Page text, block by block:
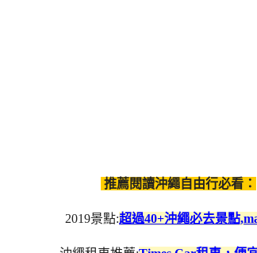
推薦閱讀沖繩自由行必看：
2019景點:超過40+沖繩必去景點